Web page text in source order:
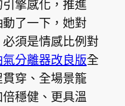
擎感化，推進
動了一下，她對
必須是情感比例對
氣分離器改良版全
穿、全場景籠
穩健、更具溫